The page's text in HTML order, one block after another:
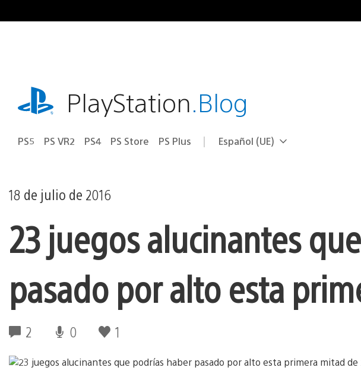
al
playstation.comPlayStation.Blog
PS5 PS VR2 PS4 PS Store PS Plus Selecciona
Región
Español (UE)
18 de julio de 2016
23 juegos alucinantes
pasado por alto esta
2 0 1